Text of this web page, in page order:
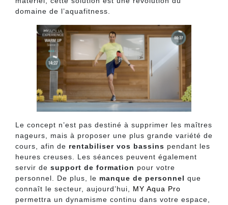
domaine de l’aquafitness.
Le concept n’est pas destiné à supprimer les maîtres
nageurs, mais à proposer une plus grande variété de
cours, afin de rentabiliser vos bassins pendant les
heures creuses. Les séances peuvent également
servir de support de formation pour votre
personnel. De plus, le manque de personnel que
connaît le secteur, aujourd’hui, MY Aqua Pro
permettra un dynamisme continu dans votre espace,